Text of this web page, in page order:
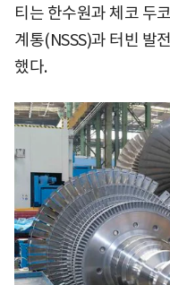
티는 한수원과 체코 두
계통(NSSS)과 터빈 발
했다.